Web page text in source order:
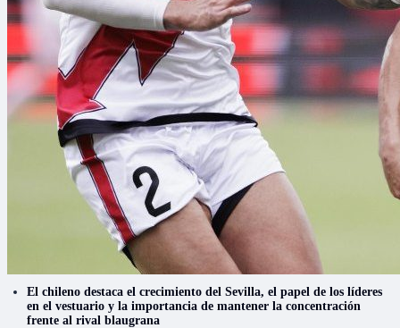
El chileno destaca el crecimiento del Sevilla, el papel de los líderes
en el vestuario y la importancia de mantener la concentración
frente al rival blaugrana